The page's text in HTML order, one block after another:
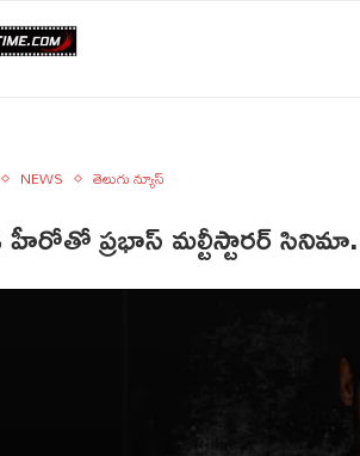
NEWS తెలుగు న్యూస్
హీరోతో ప్రభాస్ మల్టీస్టారర్